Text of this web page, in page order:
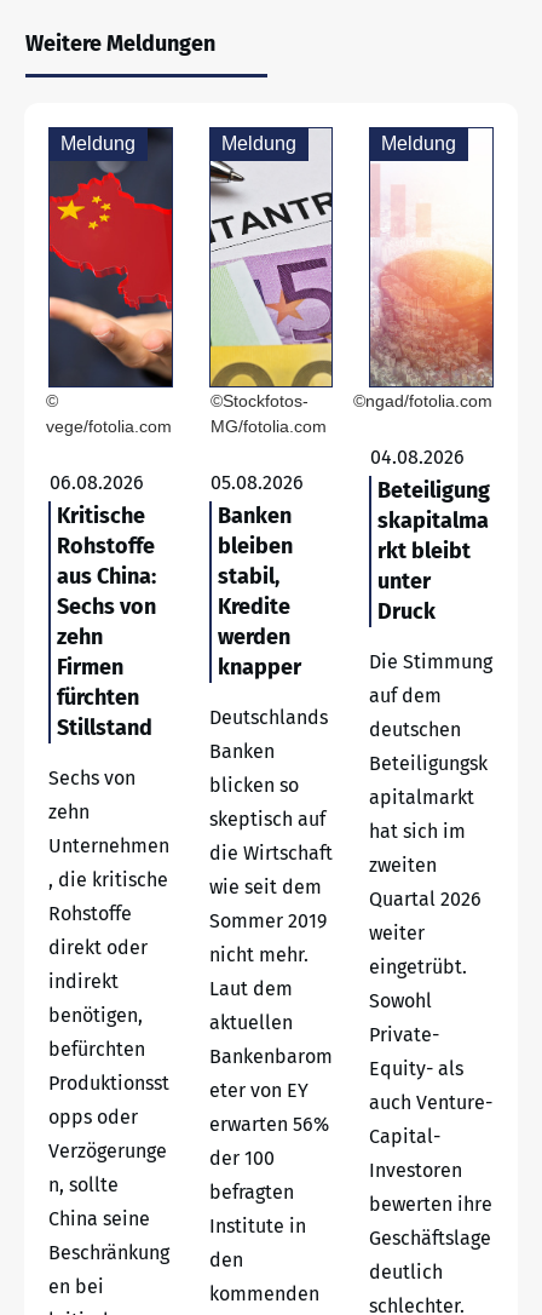
Weitere Meldungen
Meldung
©
vege/fotolia.com
06.08.2026
Kritische
Rohstoffe
aus China:
Sechs von
zehn
Firmen
fürchten
Stillstand
Sechs von
zehn
Unternehmen
, die kritische
Rohstoffe
direkt oder
indirekt
benötigen,
befürchten
Produktionsst
opps oder
Verzögerunge
n, sollte
China seine
Beschränkung
en bei
Meldung
©Stockfotos-
MG/fotolia.com
05.08.2026
Banken
bleiben
stabil,
Kredite
werden
knapper
Deutschlands
Banken
blicken so
skeptisch auf
die Wirtschaft
wie seit dem
Sommer 2019
nicht mehr.
Laut dem
aktuellen
Bankenbarom
eter von EY
erwarten 56%
der 100
befragten
Institute in
den
kommenden
Meldung
©ngad/fotolia.com
04.08.2026
Beteiligung
skapitalma
rkt bleibt
unter
Druck
Die Stimmung
auf dem
deutschen
Beteiligungsk
apitalmarkt
hat sich im
zweiten
Quartal 2026
weiter
eingetrübt.
Sowohl
Private-
Equity- als
auch Venture-
Capital-
Investoren
bewerten ihre
Geschäftslage
deutlich
schlechter.